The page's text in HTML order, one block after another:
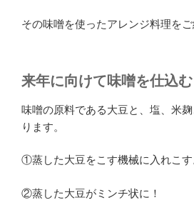
その味噌を使ったアレンジ料理をご
来年に向けて味噌を仕込む
味噌の原料である大豆と、塩、米
ります。
①蒸した大豆をこす機械に入れこす
②蒸した大豆がミンチ状に！